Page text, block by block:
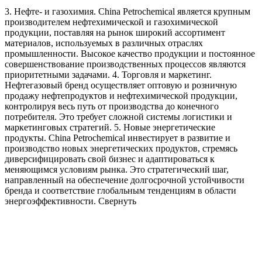
3. Нефте- и газохимия. China Petrochemical является крупным
производителем нефтехимической и газохимической
продукции, поставляя на рынок широкий ассортимент
материалов, используемых в различных отраслях
промышленности. Высокое качество продукции и постоянное
совершенствование производственных процессов являются
приоритетными задачами. 4. Торговля и маркетинг.
Нефтегазовый бренд осуществляет оптовую и розничную
продажу нефтепродуктов и нефтехимической продукции,
контролируя весь путь от производства до конечного
потребителя. Это требует сложной системы логистики и
маркетинговых стратегий. 5. Новые энергетические
продукты. China Petrochemical инвестирует в развитие и
производство новых энергетических продуктов, стремясь
диверсифицировать свой бизнес и адаптироваться к
меняющимся условиям рынка. Это стратегический шаг,
направленный на обеспечение долгосрочной устойчивости
бренда и соответствие глобальным тенденциям в области
энергоэффективности. Свернуть